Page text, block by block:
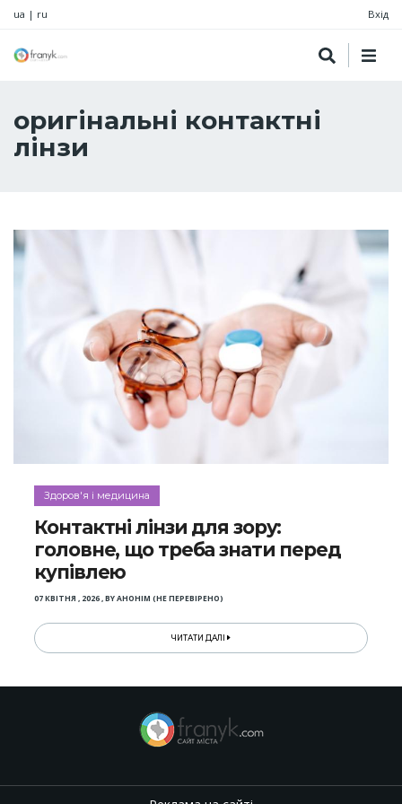
ua | ru Вхід
оригінальні контактні
лінзи
Здоров'я і медицина
Контактні лінзи для зору:
головне, що треба знати перед
купівлею
07 КВІТНЯ , 2026,BYАНОНІМ (НЕ ПЕРЕВІРЕНО)
ЧИТАТИ ДАЛІ